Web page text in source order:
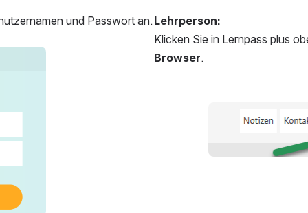
und Passwort an. Lehrperson:
Klicken Sie in Lernpass plus
Browser.